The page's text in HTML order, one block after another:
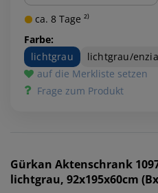
ca. 8 Tage ²⁾
Farbe:
lichtgrau
lichtgrau/
auf die Merkliste setzen
Frage zum Produkt
Gürkan Aktenschrank
lichtgrau, 92x195x60cm